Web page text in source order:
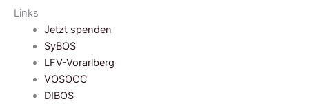
Links
Jetzt spenden
SyBOS
LFV-Vorarlberg
VOSOCC
DIBOS